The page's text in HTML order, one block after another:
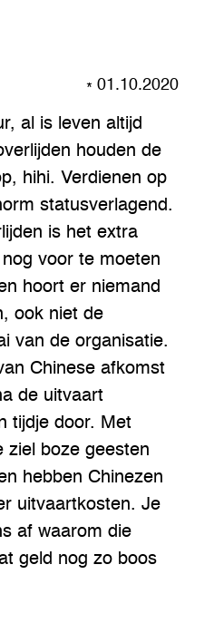
01.10.2020
al is leven altijd
houden de
hihi. Verdienen op
statusverlagend.
is het extra
voor te moeten
hoort er niemand
ook niet de
van de organisatie.
Chinese afkomst
de uitvaart
tijdje door. Met
ziel boze geesten
hebben Chinezen
uitvaartkosten. Je
af waarom die
geld nog zo boos